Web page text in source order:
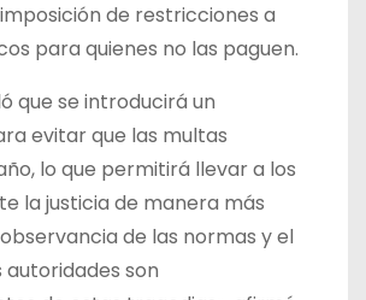
de restricciones a
para quienes no las paguen.
que se introducirá un
evitar que las multas
lo que permitirá llevar a los
la justicia de manera más
de las normas y el
son